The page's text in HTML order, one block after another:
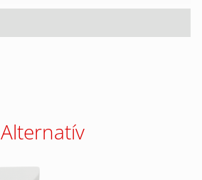
Alternatív